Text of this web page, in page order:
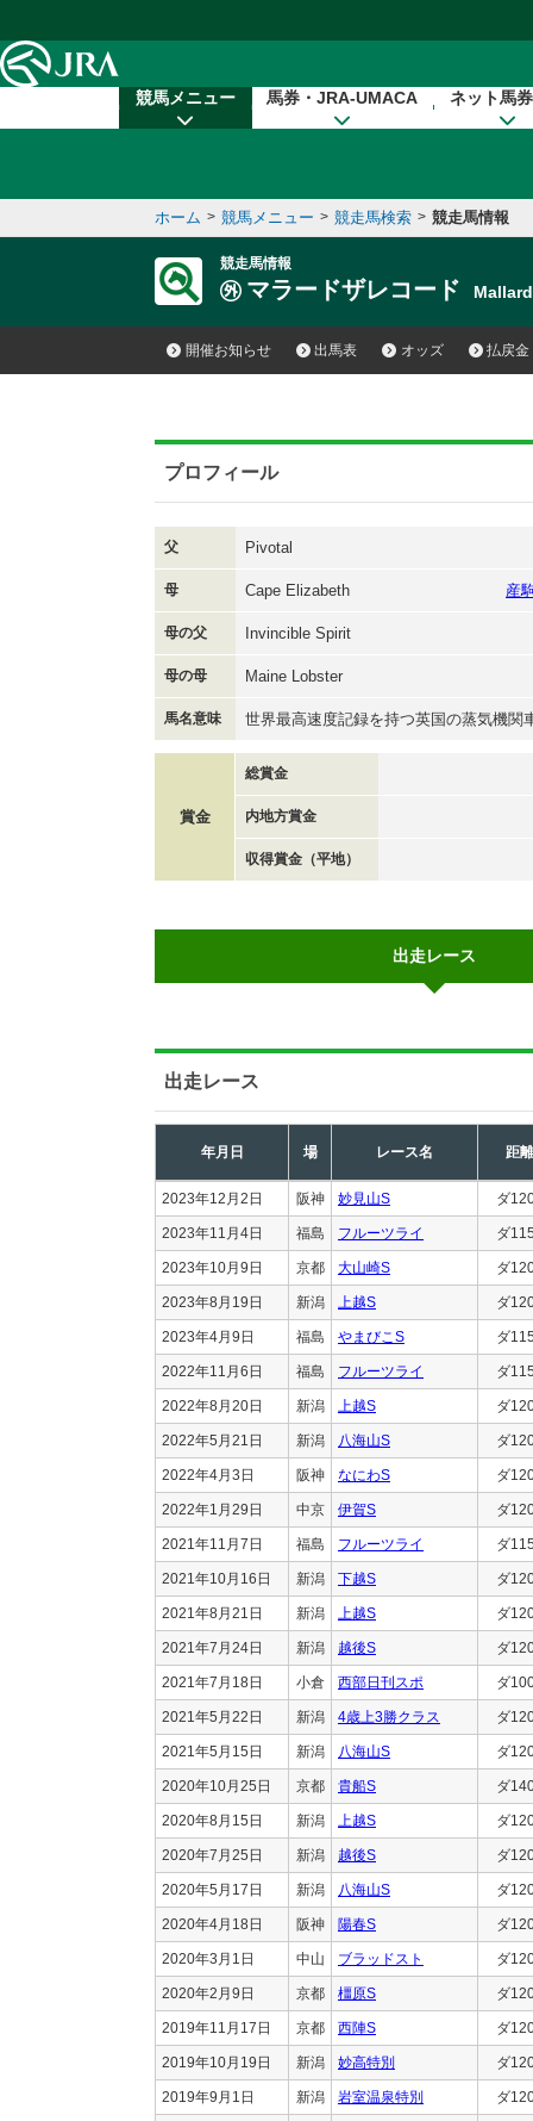
競馬メニュー 馬券・JRA-UMACA ネット馬
ホーム > 競馬メニュー > 競走馬検索 > 競走馬情報
競走馬情報
マラードザレコード
開催お知らせ 出馬表 オッズ 払戻金
プロフィール
父 Pivotal
母 Cape Elizabeth 産
母の父 Invincible Spirit
母の母 Maine Lobster
馬名意味 世界最高速度記録を持つ英国の蒸気機関
賞金
総賞金
内地方賞金
収得賞金（平地）
出走レース
出走レース
年月日 場 レース名 距離
2023年12月2日 阪神 妙見山S ダ
2023年11月4日 福島 フルーツライ ダ
2023年10月9日 京都 大山崎S ダ
2023年8月19日 新潟 上越S ダ
2023年4月9日 福島 やまびこS ダ
2022年11月6日 福島 フルーツライ ダ
2022年8月20日 新潟 上越S ダ
2022年5月21日 新潟 八海山S ダ
2022年4月3日 阪神 なにわS ダ
2022年1月29日 中京 伊賀S ダ
2021年11月7日 福島 フルーツライ ダ
2021年10月16日 新潟 下越S ダ
2021年8月21日 新潟 上越S ダ
2021年7月24日 新潟 越後S ダ
2021年7月18日 小倉 西部日刊スポ ダ
2021年5月22日 新潟 4歳上3勝クラス ダ
2021年5月15日 新潟 八海山S ダ
2020年10月25日 京都 貴船S ダ
2020年8月15日 新潟 上越S ダ
2020年7月25日 新潟 越後S ダ
2020年5月17日 新潟 八海山S ダ
2020年4月18日 阪神 陽春S ダ
2020年3月1日 中山 ブラッドスト ダ
2020年2月9日 京都 橿原S ダ
2019年11月17日 京都 西陣S ダ
2019年10月19日 新潟 妙高特別 ダ
2019年9月1日 新潟 岩室温泉特別 ダ